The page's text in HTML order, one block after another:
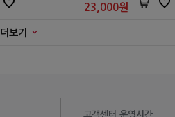
23,000원
더보기
고객센터 운영시간